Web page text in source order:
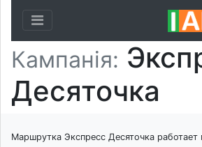
Toggle navigation
Кампанія:
Десяточка
Маршрутка Экспресс Десяточка работает